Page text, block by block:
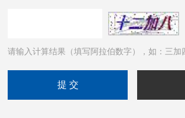
请输入计算结果（填写阿拉伯数字），如：三加